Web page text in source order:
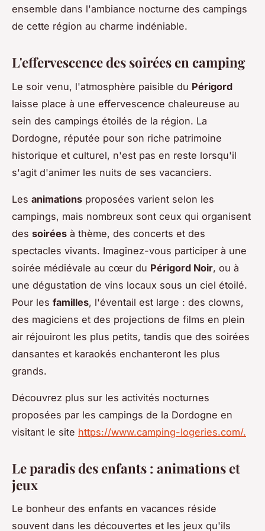
ensemble dans l'ambiance nocturne des campings
de cette région au charme indéniable.
L'effervescence des soirées en camping
Le soir venu, l'atmosphère paisible du Périgord
laisse place à une effervescence chaleureuse au
sein des campings étoilés de la région. La
Dordogne, réputée pour son riche patrimoine
historique et culturel, n'est pas en reste lorsqu'il
s'agit d'animer les nuits de ses vacanciers.
Les animations proposées varient selon les
campings, mais nombreux sont ceux qui organisent
des soirées à thème, des concerts et des
spectacles vivants. Imaginez-vous participer à une
soirée médiévale au cœur du Périgord Noir, ou à
une dégustation de vins locaux sous un ciel étoilé.
Pour les familles, l'éventail est large : des clowns,
des magiciens et des projections de films en plein
air réjouiront les plus petits, tandis que des soirées
dansantes et karaokés enchanteront les plus
grands.
Découvrez plus sur les activités nocturnes
proposées par les campings de la Dordogne en
visitant le site https://www.camping-logeries.com/.
Le paradis des enfants : animations et
jeux
Le bonheur des enfants en vacances réside
souvent dans les découvertes et les jeux qu'ils